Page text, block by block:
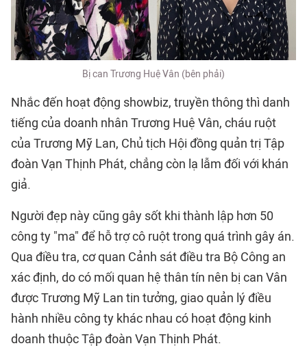
Bị can Trương Huệ Vân (bên phải)
Nhắc đến hoạt động showbiz, truyền thông thì danh
tiếng của doanh nhân Trương Huệ Vân, cháu ruột
của Trương Mỹ Lan, Chủ tịch Hội đồng quản trị Tập
đoàn Vạn Thịnh Phát, chẳng còn lạ lẫm đối với khán
giả.
Người đẹp này cũng gây sốt khi thành lập hơn 50
công ty "ma" để hỗ trợ cô ruột trong quá trình gây án.
Qua điều tra, cơ quan Cảnh sát điều tra Bộ Công an
xác định, do có mối quan hệ thân tín nên bị can Vân
được Trương Mỹ Lan tin tưởng, giao quản lý điều
hành nhiều công ty khác nhau có hoạt động kinh
doanh thuộc Tập đoàn Vạn Thịnh Phát.